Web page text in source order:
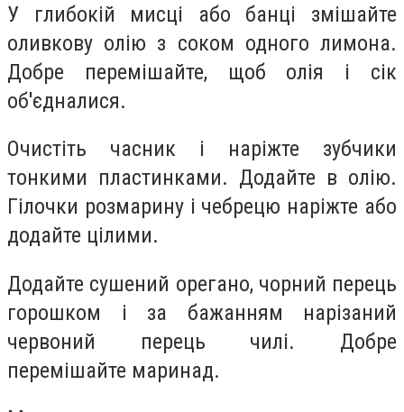
У глибокій мисці або банці змішайте
оливкову олію з соком одного лимона.
Добре перемішайте, щоб олія і сік
об'єдналися.
Очистіть часник і наріжте зубчики
тонкими пластинками. Додайте в олію.
Гілочки розмарину і чебрецю наріжте або
додайте цілими.
Додайте сушений орегано, чорний перець
горошком і за бажанням нарізаний
червоний перець чилі. Добре
перемішайте маринад.